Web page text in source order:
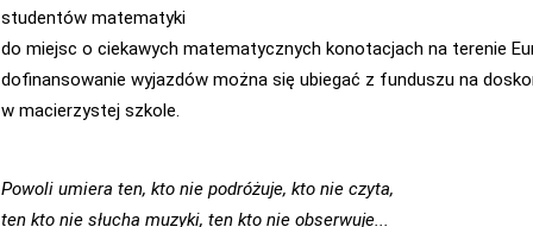
studentów matematyki
do miejsc o ciekawych matematycznych konotacjach na terenie
dofinansowanie wyjazdów można się ubiegać z funduszu na
w macierzystej szkole.
Powoli umiera ten, kto nie podróżuje, kto nie czyta,
ten kto nie słucha muzyki, ten kto nie obserwuje...